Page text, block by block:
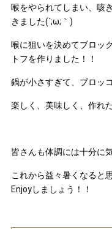
喉をやられてしまい、咳
きました(´;ω;｀)
喉に狙いを決めてブロッ
トフを作りました！！
鍋が小さすぎて、ブロッ
楽しく、美味しく、作れ
皆さんも体調には十分に
これから益々暑くなると
Enjoyしましょう！！